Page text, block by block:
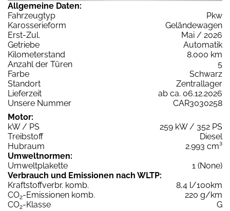
Allgemeine Daten:
Fahrzeugtyp
Pkw
Karosserieform
Geländewagen
Erst-Zul.
Mai / 2026
Getriebe
Automatik
Kilometerstand
8.000 km
Anzahl der Türen
5
Farbe
Schwarz
Standort
Zentrallager
Lieferzeit
ab ca. 06.12.2026
Unsere Nummer
CAR3030258
Motor:
kW / PS
259 kW / 352 PS
Treibstoff
Diesel
Hubraum
2.993 cm³
Umweltnormen:
Umweltplakette
1 (None)
Verbrauch und Emissionen nach WLTP:
Kraftstoffverbr. komb.
8,4 l/100km
CO2-Emissionen komb.
220 g/km
CO2-Klasse
G